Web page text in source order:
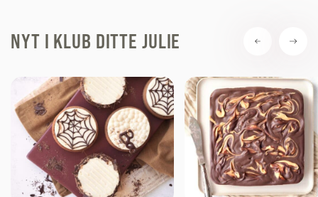
NYT I KLUB DITTE JULIE